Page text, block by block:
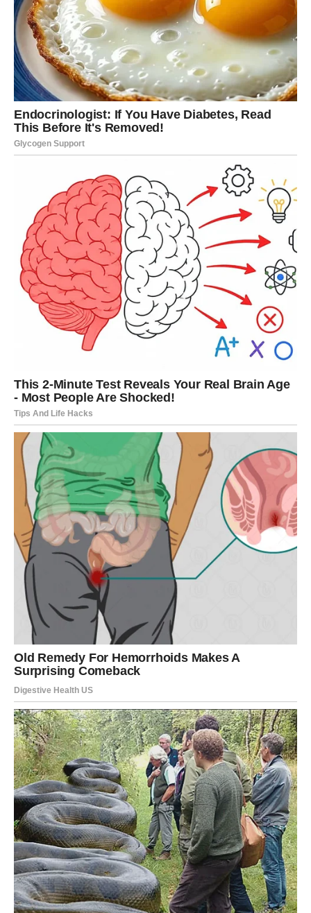
jastuci od memorijske pene ili sintetičkih materijala.
Idealna temperatura je mlaka voda, koja će očistiti, a da
pritom ne ošteti.
Za one koji žele da postignu dublje čišćenje i osveženje,
postoje prirodni sastojci koji mogu dodatno poboljšati
efikasnost pranja. Soda bikarbona je poznata po sposobnosti
da neutrališe mirise i osveži tkanine – dovoljno je dodati pola
šolje uz deterdžent. Za borbu protiv žutih mrlja od znoja i ulja s
kože, može se koristiti vodikov peroksid – oko četvrt šolje
tokom pranja imaće vidljiv efekat na belinu jastuka. Dodatak
ocata – otprilike pola šolje – deluje kao prirodni omekšivač i
antibakterijsko sredstvo, dajući jastucima dodatni osećaj
čistoće.
Jednako važno kao i pranje, jeste i sušenje jastuka. Ako
jastuk ostane vlažan, može doći do stvaranja buđi i
neprijatnih mirisa. Nikada ih nemojte sušiti uspravno
okačene, jer to može deformisati oblik. Idealno je sušenje u
mašini na niskoj temperaturi, uz povremeno okretanje kako
bi se ravnomerno osušili. Ako se suše na vazduhu, važno
je da se postave horizontalno i izbegava direktno sunce u
slučaju osetljivih materijala.
Redovno održavanje jastuka doprinosi ne samo dužem
trajanju samog proizvoda, već i boljoj higijeni celokupnog
kreveta. Uz minimalno truda, a korišćenjem dostupnih i
prirodnih sredstava, moguće je osigurati san koji je ne
samo udoban, već i zdrav.Zanemarivanje ovih koraka
može rezultirati ne samo lošim snom, već i nizom
zdravstvenih komplikacija. Stoga, neka briga o jastucima
postane deo vaše rutine – jer čistoća u spavaćoj sobi
počinje upravo tamo gde stavljate glavu da biste se
odmorili.